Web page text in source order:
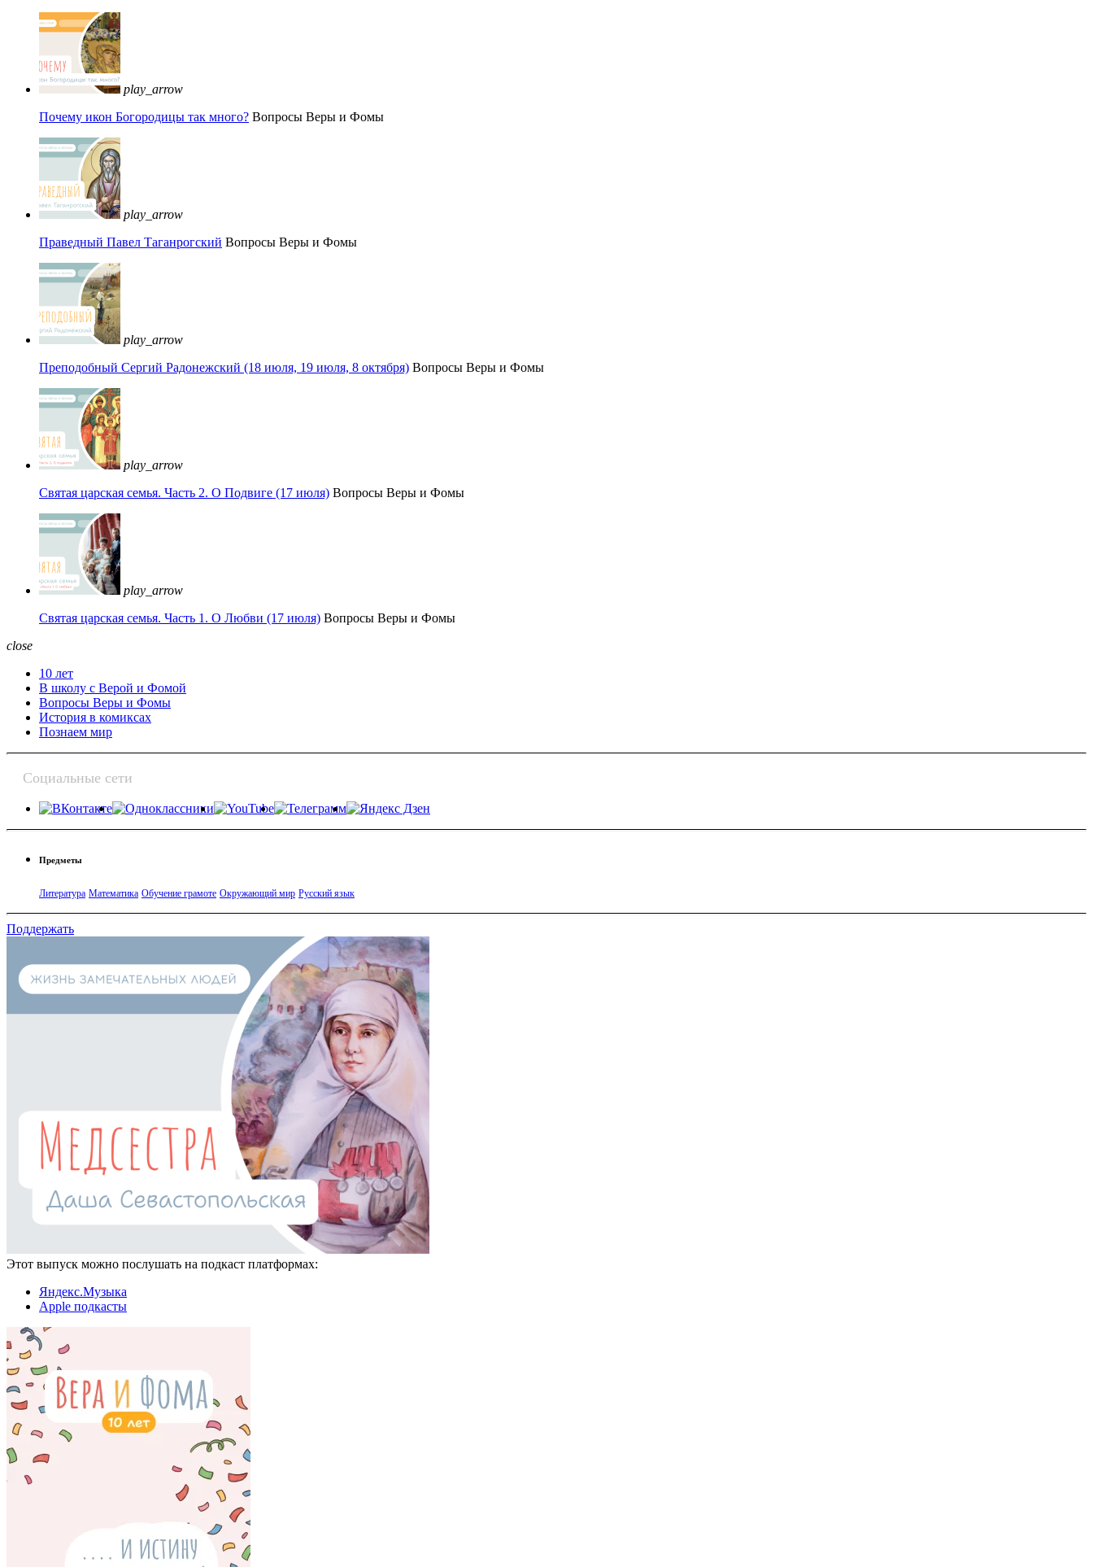
play_arrow
Почему икон Богородицы так много? Вопросы Веры и Фомы
play_arrow
Праведный Павел Таганрогский Вопросы Веры и Фомы
play_arrow
Преподобный Сергий Радонежский (18 июля, 19 июля, 8 октября) Вопросы Веры и Фомы
play_arrow
Святая царская семья. Часть 2. О Подвиге (17 июля) Вопросы Веры и Фомы
play_arrow
Святая царская семья. Часть 1. О Любви (17 июля) Вопросы Веры и Фомы
close
10 лет
В школу с Верой и Фомой
Вопросы Веры и Фомы
История в комиксах
Познаем мир
Социальные сети
Предметы
Литература Математика Обучение грамоте Окружающий мир Русский язык
Поддержать
Этот выпуск можно послушать на подкаст платформах:
Яндекс.Музыка
Apple подкасты